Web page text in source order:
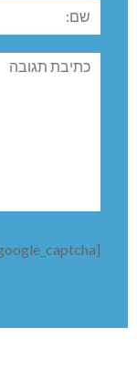
שם:
תגובה
[bws_google_captcha]